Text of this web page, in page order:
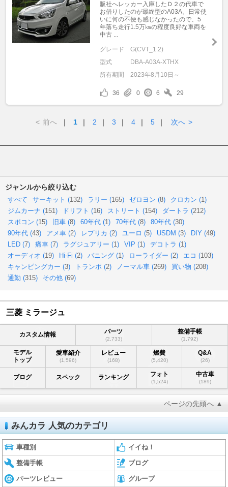
販社へレッカー入庫したＤ２の代車で
お借りしたのが最終型のA03A。日常使
いに何の不便も感じなかったので、5
年落ち走行1.5万㎞の程度良好な車両を
中古 ...
グレード
G(CVT_1.2)
型式
DBA-A03A-XTHX
所有期間
2023年8月10日～
36 0 6 29
< 前へ ｜ 1 ｜ 2 ｜ 3 ｜ 4 ｜ 5 ｜ 次へ >
ジャンルから絞り込む
すべて サーキット (132) ラリー (165) ゼロヨン (8) クロカン (1 )
ジムカーナ (151 ) ドリフト (16) ストリート (154) ダートラ (212)
スポコン (15) 旧車 (8) 60年代 (1 ) 70年代 (8) 80年代 (30)
90年代 (43) アメ車 (2) レプリカ (2) ユーロ (5) USDM (3) DIY (49)
LED (7) 痛車 (7) ラグジュアリー (1 ) VIP (1 ) デコトラ (1 )
オーディオ (19) Hi-Fi (2) バニング (1 ) ローライダー (2) エコ (103)
キャンピングカー (3) トランポ (2) ノーマル車 (269) 買い物 (208)
通勤 (315) その他 (69)
三菱 ミラージュ
カスタム情報 パーツ
(2,733)
整備手帳
(1,792)
モデル
トップ
愛車紹介
(1,596)
レビュー
(168)
燃費
(5,420)
Q&A
(26)
ブログ スペック ランキング フォト
(1,524)
中古車
(189)
ページの先頭へ ▲
みんカラ 人気のカテゴリ
車種別 イイね！
整備手帳 ブログ
パーツレビュー グループ